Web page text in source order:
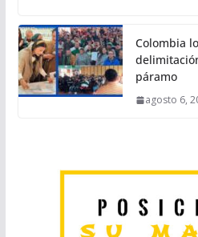
Colombia
páramo
agosto 6,